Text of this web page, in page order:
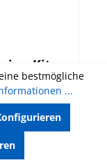
Kit -
DPD-
bestmögliche
...